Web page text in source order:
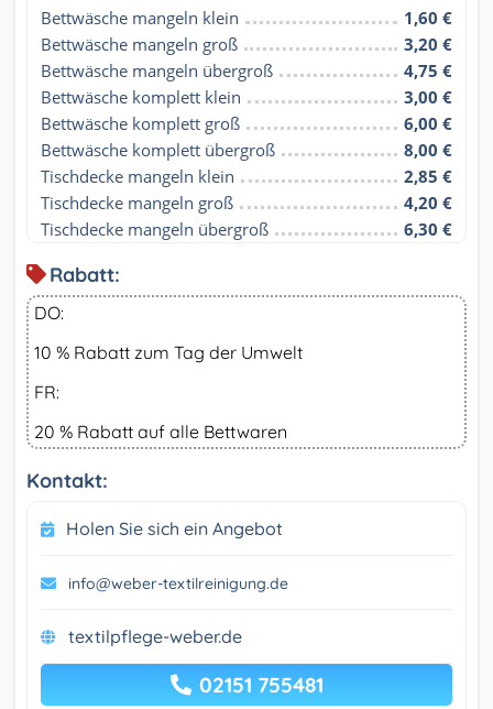
Bettwäsche mangeln klein
1,60 €
Bettwäsche mangeln groß
3,20 €
Bettwäsche mangeln übergroß
4,75 €
Bettwäsche komplett klein
3,00 €
Bettwäsche komplett groß
6,00 €
Bettwäsche komplett übergroß
8,00 €
Tischdecke mangeln klein
2,85 €
Tischdecke mangeln groß
4,20 €
Tischdecke mangeln übergroß
6,30 €
Rabatt:
DO:
10 % Rabatt zum Tag der Umwelt
FR:
20 % Rabatt auf alle Bettwaren
Kontakt:
Holen Sie sich ein Angebot
info@weber-textilreinigung.de
textilpflege-weber.de
02151 755481